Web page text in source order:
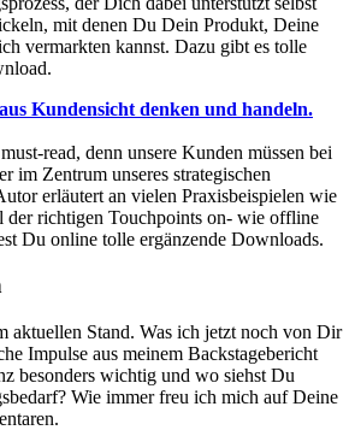
mit denen Du Dein Produkt, Deine
vermarkten kannst. Dazu gibt es tolle
Kundensicht denken und handeln.
read, denn unsere Kunden müssen bei
im Zentrum unseres strategischen
erläutert an vielen Praxisbeispielen wie
der richtigen Touchpoints on- wie offline
Du online tolle ergänzende Downloads.
aktuellen Stand. Was ich jetzt noch von Dir
Impulse aus meinem Backstagebericht
besonders wichtig und wo siehst Du
Wie immer freu ich mich auf Deine